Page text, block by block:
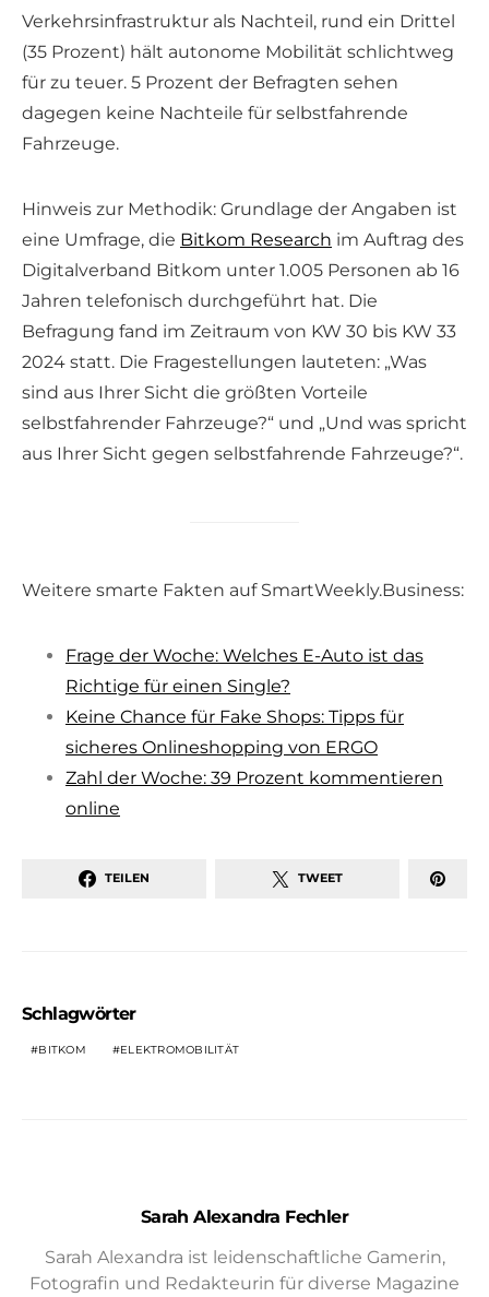
Verkehrsinfrastruktur als Nachteil, rund ein Drittel
(35 Prozent) hält autonome Mobilität schlichtweg
für zu teuer. 5 Prozent der Befragten sehen
dagegen keine Nachteile für selbstfahrende
Fahrzeuge.
Hinweis zur Methodik: Grundlage der Angaben ist
eine Umfrage, die Bitkom Research im Auftrag des
Digitalverband Bitkom unter 1.005 Personen ab 16
Jahren telefonisch durchgeführt hat. Die
Befragung fand im Zeitraum von KW 30 bis KW 33
2024 statt. Die Fragestellungen lauteten: „Was
sind aus Ihrer Sicht die größten Vorteile
selbstfahrender Fahrzeuge?“ und „Und was spricht
aus Ihrer Sicht gegen selbstfahrende Fahrzeuge?“.
Weitere smarte Fakten auf SmartWeekly.Business:
Frage der Woche: Welches E-Auto ist das
Richtige für einen Single?
Keine Chance für Fake Shops: Tipps für
sicheres Onlineshopping von ERGO
Zahl der Woche: 39 Prozent kommentieren
online
TEILEN TWEET
Schlagwörter
BITKOM ELEKTROMOBILITÄT
Sarah Alexandra Fechler
Sarah Alexandra ist leidenschaftliche Gamerin,
Fotografin und Redakteurin für diverse Magazine